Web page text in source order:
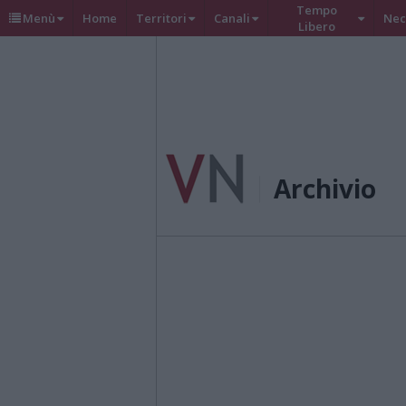
Menù Home Territori Canali
Tempo
Libero
Archivio